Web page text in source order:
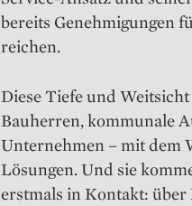
bereits Genehmigungen
reichen.
Diese Tiefe und
Bauherren, kommunale
Unternehmen – mit dem
Lösungen. Und sie
erstmals in Kontakt: